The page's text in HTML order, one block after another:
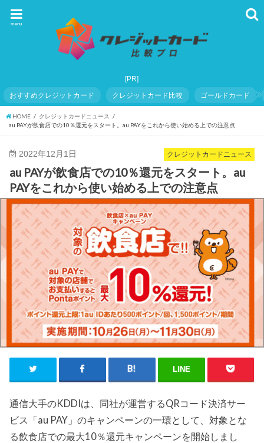
menu
おすすめクレジットカード クレジットカード比較 ゴールドカード
HOME
クレジットカードニュース
au PAYが飲食店での10％還元をスタート。au PAYをこれから使い始める上での注意点
クレジットカードニュース
2022年12月1日
au PAYが飲食店での10％還元をスタート。au
PAYをこれから使い始める上での注意点
LINE
通信大手のKDDIは、同社が運営するQRコード決済サー
ビス「au PAY」のキャンペーンの一環として、対象とな
る飲食店での最大10％還元キャンペーンを開始しまし